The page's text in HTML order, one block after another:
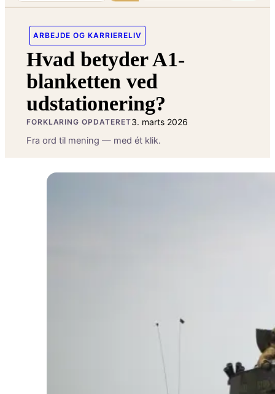
ARBEJDE OG KARRIERELIV
Hvad betyder A1-
blanketten ved
udstationering?
FORKLARING OPDATERET3. marts 2026
Fra ord til mening — med ét klik.